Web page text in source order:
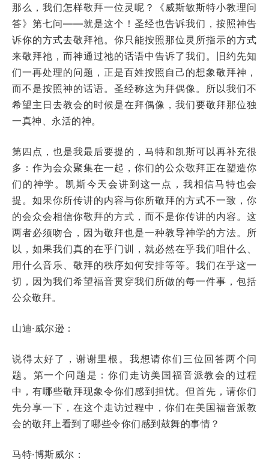
那么，我们怎样敬拜一位灵呢？《威斯敏斯特小教理问
答》第七问——就是这个！圣经也告诉我们，按照神告
诉你的方式去敬拜祂。你只能按照那位灵所指示的方式
来敬拜祂，而神通过祂的话语中告诉了我们。旧约先知
们一再处理的问题，正是百姓按照自己的想象敬拜神，
而不是按照神的话语。圣经称这为拜偶像。所以我们不
希望主日去教会的时候是在拜偶像，我们要敬拜那位独
一真神、永活的神。
第四点，也是我最后要提的，马特和凯斯可以再补充很
多：作为会众聚集在一起，你们的公众敬拜正在塑造你
们的神学。凯斯今天会讲到这一点，我相信马特也会
提。如果你所传讲的内容与你所敬拜的方式不一致，你
的会众会相信你敬拜的方式，而不是你传讲的内容。这
两者必须吻合，因为敬拜也是一种教导神学的方法。所
以，如果我们真的在乎门训，就必然在乎我们唱什么、
用什么音乐、敬拜的秩序如何安排等等。我们在乎这一
切，因为我们希望福音贯穿我们所做的每一件事，包括
公众敬拜。
山迪·威尔逊：
说得太好了，谢谢里根。我想请你们三位回答两个问
题。第一个问题是：你们走访美国福音派教会的过程
中，有哪些敬拜现象令你们感到担忧。但首先，请你们
先分享一下，在这个走访过程中，你们在美国福音派教
会的敬拜上看到了哪些令你们感到鼓舞的事情？
马特·博斯威尔：